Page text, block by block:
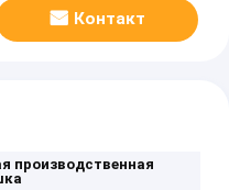
Контакт
производственная